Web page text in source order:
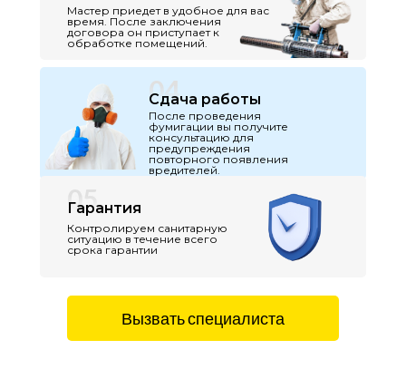
Контролируем санитарную
ситуацию в течение всего
срока гарантии
После проведения
фумигации вы получите
консультацию для
предупреждения
повторного появления
вредителей.
Мастер приедет в удобное для вас
время. После заключения
договора он приступает к
обработке помещений.
05
04
Гарантия
Вызвать специалиста
Сдача работы